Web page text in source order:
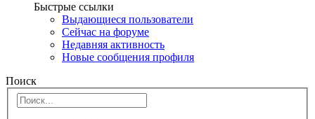
Быстрые ссылки
Выдающиеся пользователи
Сейчас на форуме
Недавняя активность
Новые сообщения профиля
Поиск